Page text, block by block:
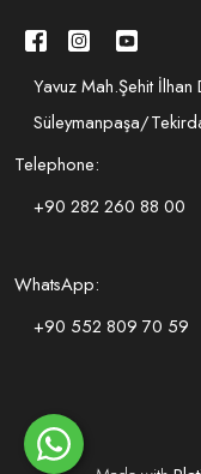
Yavuz Mah.Şehit
Süleymanpaşa/
Telephone:
+90 282 260 88 00
WhatsApp:
+90 552 809 70 59